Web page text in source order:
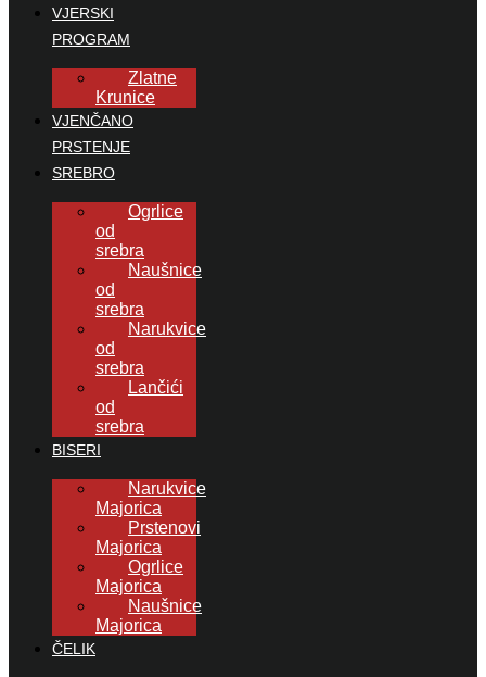
VJERSKI
PROGRAM
Zlatne
Krunice
VJENČANO
PRSTENJE
SREBRO
Ogrlice
od
srebra
Naušnice
od
srebra
Narukvice
od
srebra
Lančići
od
srebra
BISERI
Narukvice
Majorica
Prstenovi
Majorica
Ogrlice
Majorica
Naušnice
Majorica
ČELIK